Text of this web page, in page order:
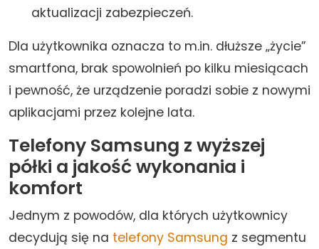
aktualizacji zabezpieczeń.
Dla użytkownika oznacza to m.in. dłuższe „życie”
smartfona, brak spowolnień po kilku miesiącach
i pewność, że urządzenie poradzi sobie z nowymi
aplikacjami przez kolejne lata.
Telefony Samsung z wyższej
półki a jakość wykonania i
komfort
Jednym z powodów, dla których użytkownicy
decydują się na telefony Samsung z segmentu